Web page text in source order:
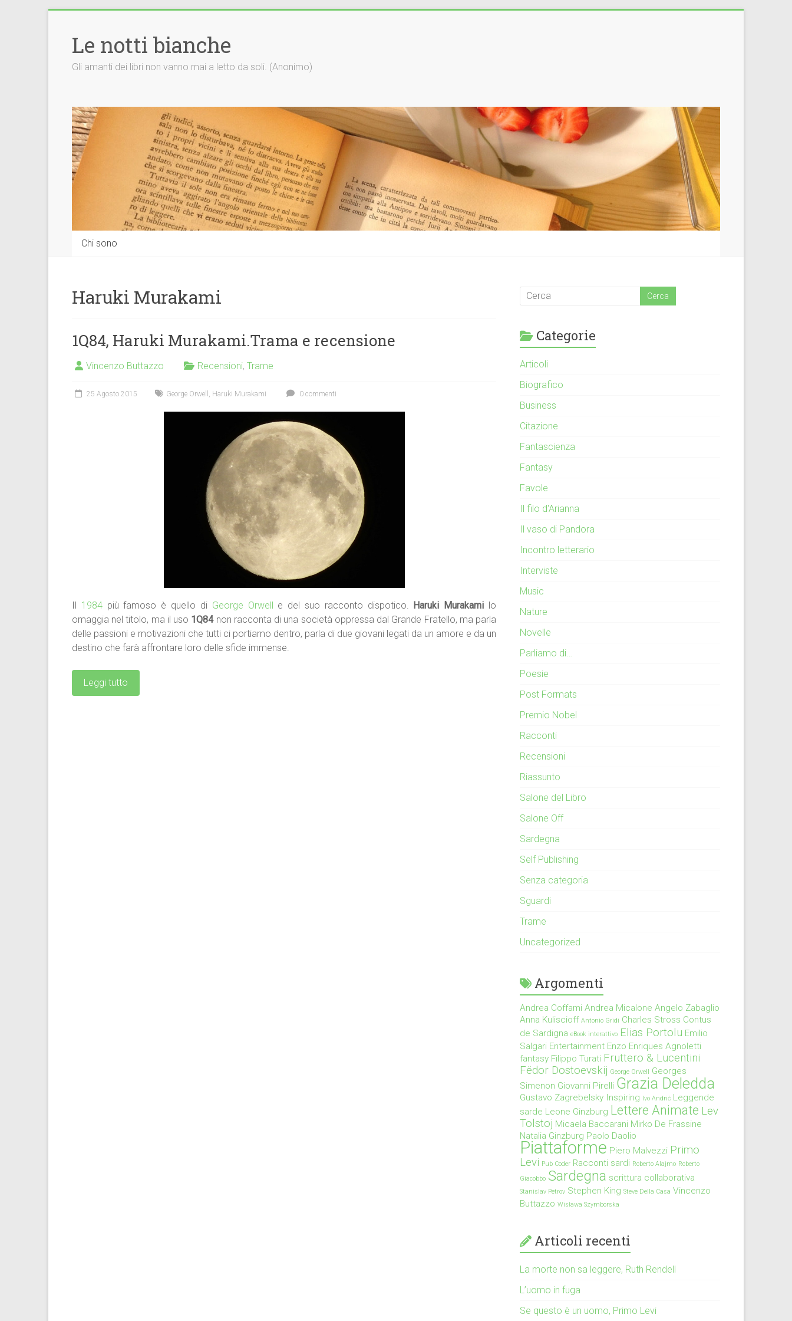
contenutoLe notti bianche
Gli amanti dei libri non vanno mai a letto da soli. (Anonimo)
Chi sono
Haruki Murakami
1Q84, Haruki Murakami.Trama e recensione
Vincenzo Buttazzo Recensioni, Trame
25 Agosto 2015 George Orwell Haruki Murakami 0 commenti
1984più famoso è quello di George Orwell e del suo racconto dispotico. Haruki Murakami lo
omaggia nel titolo, ma il uso 1Q84non racconta di una società oppressa dal Grande Fratello, ma parla
delle passioni e motivazioni che tutti ci portiamo dentro, parla di due giovani legati da un amore e da un
destino che farà affrontare loro delle sfide immense.
Leggi tutto
Categorie
Articoli
Biografico
Business
Citazione
Fantascienza
Fantasy
Favole
Il filo d'Arianna
Il vaso di Pandora
Incontro letterario
Interviste
Music
Nature
Novelle
Parliamo di…
Poesie
Post Formats
Premio Nobel
Racconti
Recensioni
Riassunto
Salone del Libro
Salone Off
Sardegna
Self Publishing
Senza categoria
Sguardi
Trame
Uncategorized
Argomenti
Andrea Coffami Andrea Micalone Angelo Zabaglio
Anna Kuliscioff Antonio Gridi Charles Stross Contus
de Sardigna eBook interattivo Elias Portolu Emilio
Salgari Entertainment Enzo Enriques Agnoletti
fantasy Filippo Turati Fruttero & Lucentini
Fëdor Dostoevskij George Orwell Georges
Simenon Giovanni Pirelli Grazia Deledda
Gustavo Zagrebelsky Inspiring Ivo Andrić Leggende
sarde Leone Ginzburg Lettere Animate Lev
Tolstoj Micaela Baccarani Mirko De Frassine
Natalia Ginzburg Paolo Daolio
Piattaforme Piero Malvezzi Primo
Levi Pub Coder Racconti sardi Roberto Alajmo Roberto
Giacobbo Sardegna scrittura collaborativa
Stanislav Petrov Stephen King Steve Della Casa Vincenzo
Buttazzo Wisława Szymborska
Articoli recenti
La morte non sa leggere, Ruth Rendell
L’uomo in fuga
Se questo è un uomo, Primo Levi